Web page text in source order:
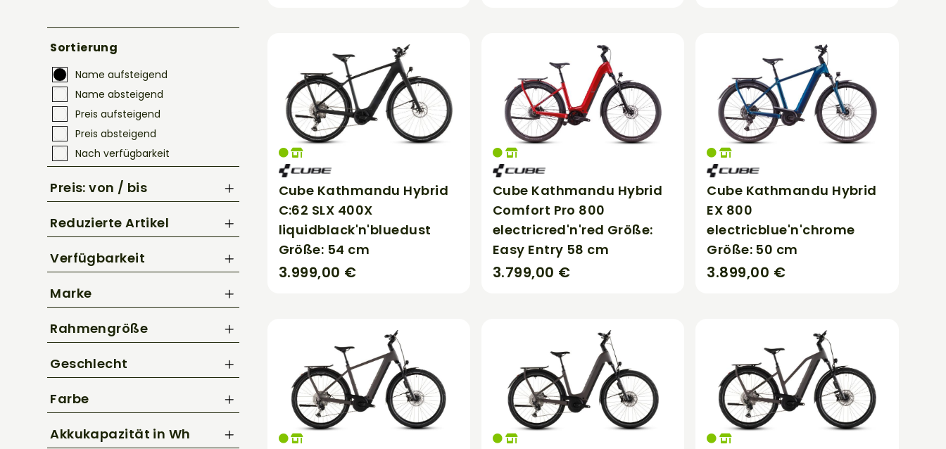
Sortierung
Name aufsteigend
Name absteigend
Preis aufsteigend
Preis absteigend
Nach verfügbarkeit
Preis: von / bis
bis
Reduzierte Artikel
Nur Reduzierte Artikel anzeigen
Verfügbarkeit
Marke
Cannondale
CUBE
Diamant
GHOST
Riese & Müller
Rahmengröße
47 cm
49 cm
50 cm
51 cm
53 cm
Geschlecht
Herren
Unisex
Farbe
Beige / Creme
Akkukapazität in Wh
Cube Kathmandu Hybrid
C:62 SLX 400X
liquidblack'n'bluedust
Größe: 54 cm
3.999,00 €
Cube Kathmandu Hybrid
Comfort Pro 800
electricred'n'red Größe:
Easy Entry 58 cm
3.799,00 €
Cube Kathmandu Hybrid
EX 800
electricblue'n'chrome
Größe: 50 cm
3.899,00 €